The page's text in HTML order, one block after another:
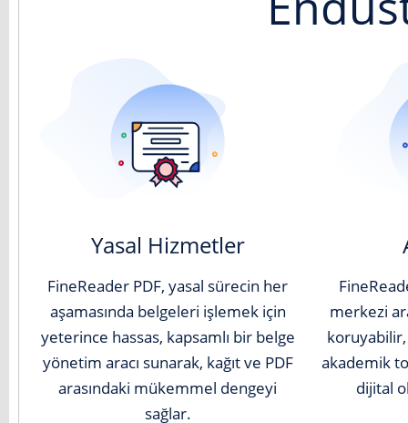
Yasal Hizmetler
FineReader PDF, yasal sürecin her
aşamasında belgeleri işlemek için
yeterince hassas, kapsamlı bir belge
yönetim aracı sunarak, kağıt ve PDF
arasındaki mükemmel dengeyi
sağlar.
merkezi
akademik
dijital